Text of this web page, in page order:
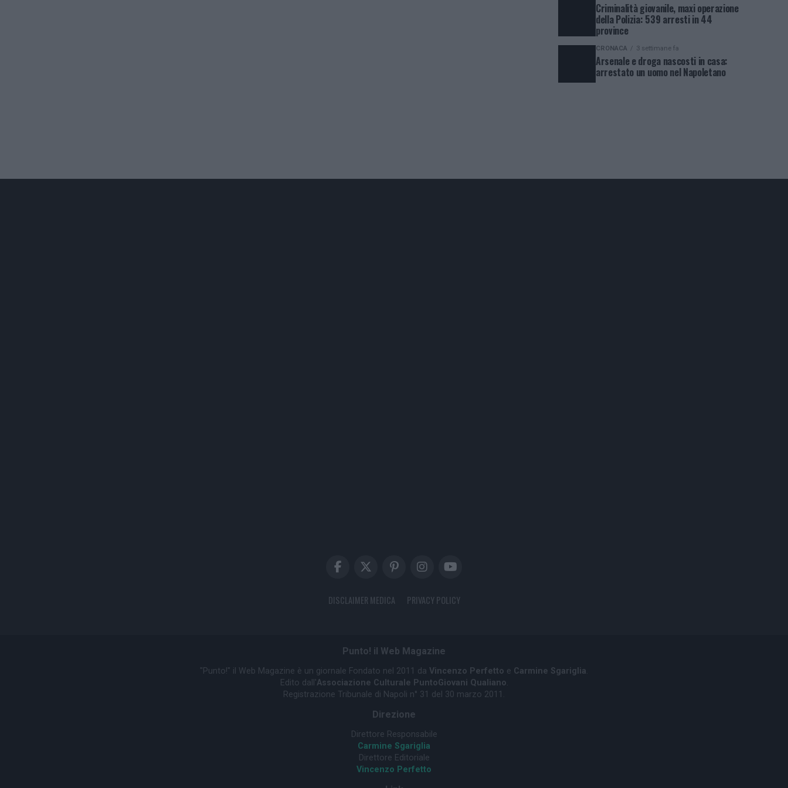
Criminalità giovanile, maxi operazione
della Polizia: 539 arresti in 44
province
CRONACA 3 settimane fa
Arsenale e droga nascosti in casa:
arrestato un uomo nel Napoletano
DISCLAIMER MEDICA PRIVACY POLICY
Punto! il Web Magazine
"Punto!" il Web Magazine è un giornale Fondato nel 2011 da Vincenzo Perfetto e Carmine Sgariglia.
Edito dall'Associazione Culturale PuntoGiovani Qualiano.
Registrazione Tribunale di Napoli n° 31 del 30 marzo 2011.
Direzione
Direttore Responsabile
Carmine Sgariglia
Direttore Editoriale
Vincenzo Perfetto